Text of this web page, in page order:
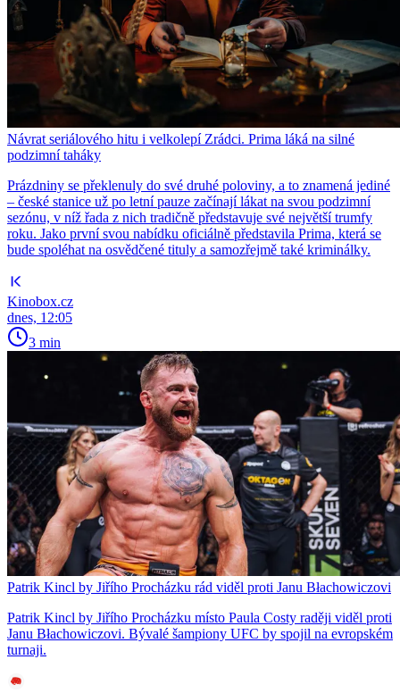
Návrat seriálového hitu i velkolepí Zrádci. Prima láká na silné
podzimní taháky
Prázdniny se překlenuly do své druhé poloviny, a to znamená jediné
– české stanice už po letní pauze začínají lákat na svou podzimní
sezónu, v níž řada z nich tradičně představuje své největší trumfy
roku. Jako první svou nabídku oficiálně představila Prima, která se
bude spoléhat na osvědčené tituly a samozřejmě také kriminálky.
Kinobox.cz
dnes, 12:05
3 min
Patrik Kincl by Jiřího Procházku rád viděl proti Janu Błachowiczovi
Patrik Kincl by Jiřího Procházku místo Paula Costy raději viděl proti
Janu Błachowiczovi. Bývalé šampiony UFC by spojil na evropském
turnaji.